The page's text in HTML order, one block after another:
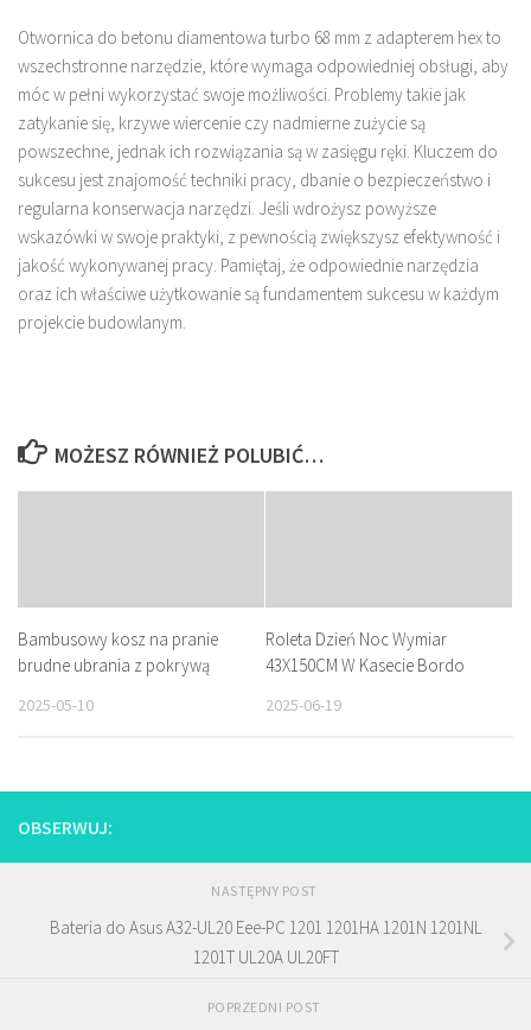
Otwornica do betonu diamentowa turbo 68 mm z adapterem hex to
wszechstronne narzędzie, które wymaga odpowiedniej obsługi, aby
móc w pełni wykorzystać swoje możliwości. Problemy takie jak
zatykanie się, krzywe wiercenie czy nadmierne zużycie są
powszechne, jednak ich rozwiązania są w zasięgu ręki. Kluczem do
sukcesu jest znajomość techniki pracy, dbanie o bezpieczeństwo i
regularna konserwacja narzędzi. Jeśli wdrożysz powyższe
wskazówki w swoje praktyki, z pewnością zwiększysz efektywność i
jakość wykonywanej pracy. Pamiętaj, że odpowiednie narzędzia
oraz ich właściwe użytkowanie są fundamentem sukcesu w każdym
projekcie budowlanym.
MOŻESZ RÓWNIEŻ POLUBIĆ…
Bambusowy kosz na pranie
brudne ubrania z pokrywą
2025-05-10
Roleta Dzień Noc Wymiar
43X150CM W Kasecie Bordo
2025-06-19
OBSERWUJ:
NASTĘPNY POST
Bateria do Asus A32-UL20 Eee-PC 1201 1201HA 1201N 1201NL
1201T UL20A UL20FT
POPRZEDNI POST